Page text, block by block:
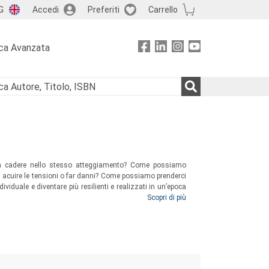
Accedi Preferiti Carrello
Avanzata
nello stesso atteggiamento? Come possiamo
le tensioni o far danni? Come possiamo prenderci
e diventare più resilienti e realizzati in un’epoca
in vari step finalizzato a dirigere l’umanità verso
Scopri di più